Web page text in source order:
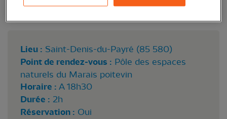
Lieu : Saint-Denis-du-Payré (85 580)
Point de rendez-vous : Pôle des espaces
naturels du Marais poitevin
Horaire : A 18h30
Durée : 2h
Réservation : Oui